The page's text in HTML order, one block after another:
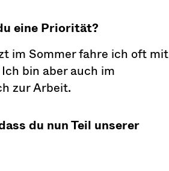
eine Priorität?
im Sommer fahre ich oft mit
bin aber auch im
zur Arbeit.
du nun Teil unserer